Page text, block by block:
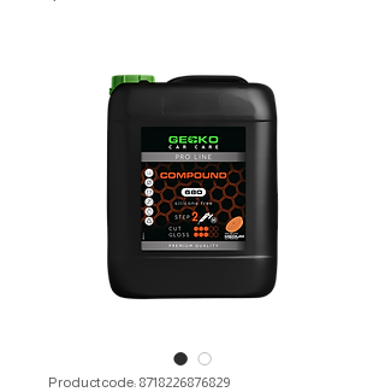
Productcode: 8718226876829